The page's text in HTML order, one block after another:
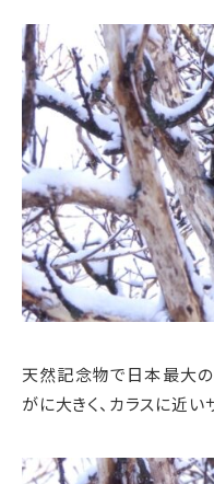
天然記念物で日本最大の
がに大きく、カラスに近い